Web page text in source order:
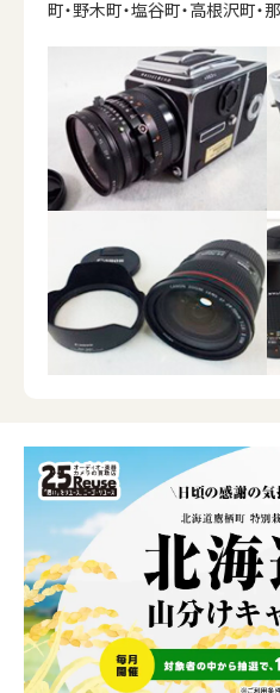
町・野木町・塩谷町・高根沢町・